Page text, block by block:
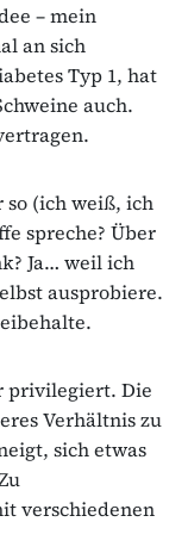
– mein
an sich
Typ 1, hat
auch.
so (ich weiß, ich
spreche? Über
Ja… weil ich
ausprobiere.
privilegiert. Die
Verhältnis zu
sich etwas
verschiedenen